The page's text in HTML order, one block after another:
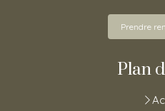
Prendre
Plan